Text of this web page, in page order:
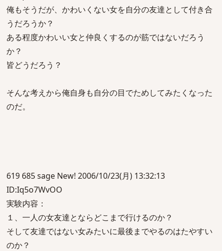
俺もそうだが、かわいくない女を自分の友達として付き合
うだろうか？
ある程度かわいい女と仲良くするのが筋ではないだろう
か？
皆どうだろう？
そんな考えから俺自身も自分の目でためしてみたくなった
のだ。
619 685 sage New! 2006/10/23(月) 13:32:13
ID:Iq5o7WvOO
実験内容：
１、一人の女友達とならどこまで行けるのか？
そして友達ではない女みたいに最後までやるのはたやすい
のか？